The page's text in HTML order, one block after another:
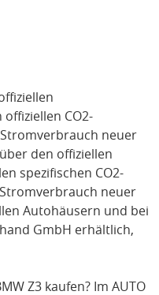
CO2-
neuer
den offiziellen
spezifischen CO2-
neuer
Autohäusern und bei
GmbH erhältlich,
Z3 kaufen? Im AUTO